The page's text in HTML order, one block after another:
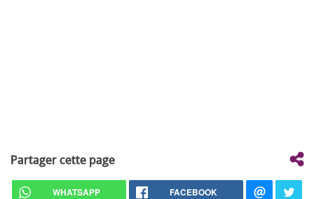
Partager cette page
WHATSAPP FACEBOOK